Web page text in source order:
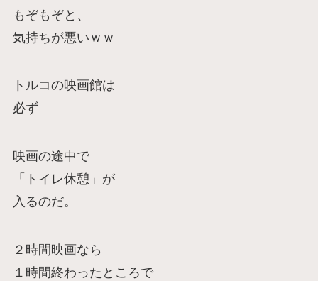
もぞもぞと、
気持ちが悪いｗｗ
トルコの映画館は
必ず
映画の途中で
「トイレ休憩」が
入るのだ。
２時間映画なら
１時間終わったところで